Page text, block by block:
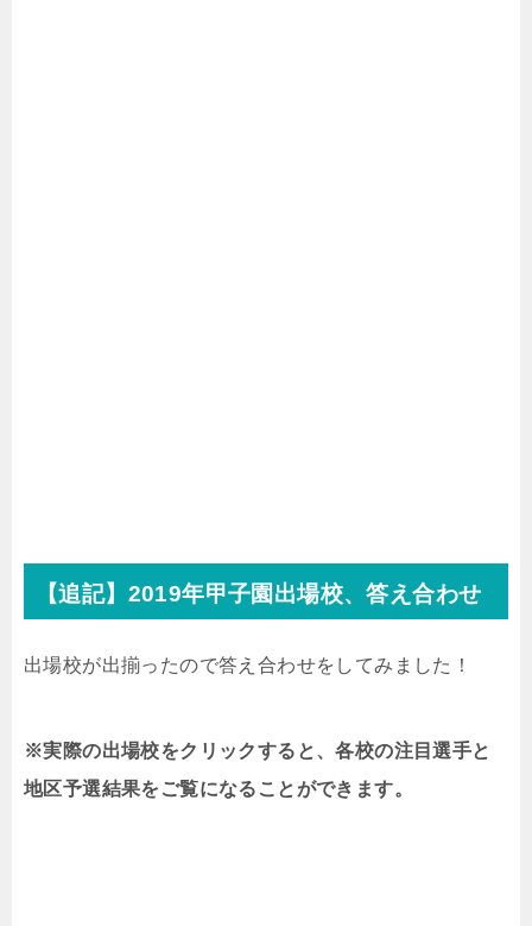
【追記】2019年甲子園出場校、答え合わせ
出場校が出揃ったので答え合わせをしてみました！
※実際の出場校をクリックすると、各校の注目選手と
地区予選結果をご覧になることができます。